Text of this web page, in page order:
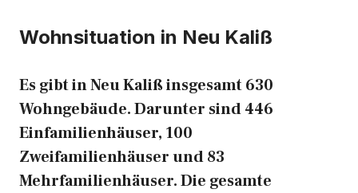
Wohnsituation in Neu Kaliß
Es gibt in Neu Kaliß insgesamt 630
Wohngebäude. Darunter sind 446
Einfamilienhäuser, 100
Zweifamilienhäuser und 83
Mehrfamilienhäuser. Die gesamte